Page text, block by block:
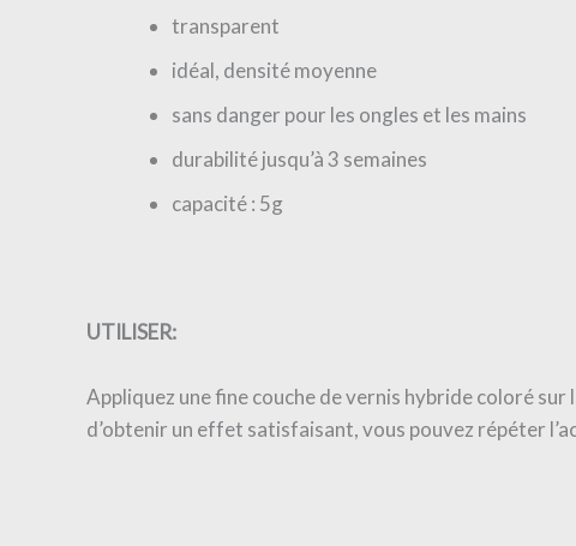
transparent
idéal, densité moyenne
sans danger pour les ongles et les mains
durabilité jusqu’à 3 semaines
capacité : 5g
UTILISER:
Appliquez une fine couche de vernis hybride coloré
d’obtenir un effet satisfaisant, vous pouvez répéter